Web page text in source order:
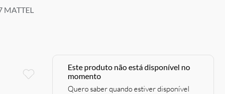
MATTEL
Este produto não está disponível no
momento
Quero saber quando estiver disponível